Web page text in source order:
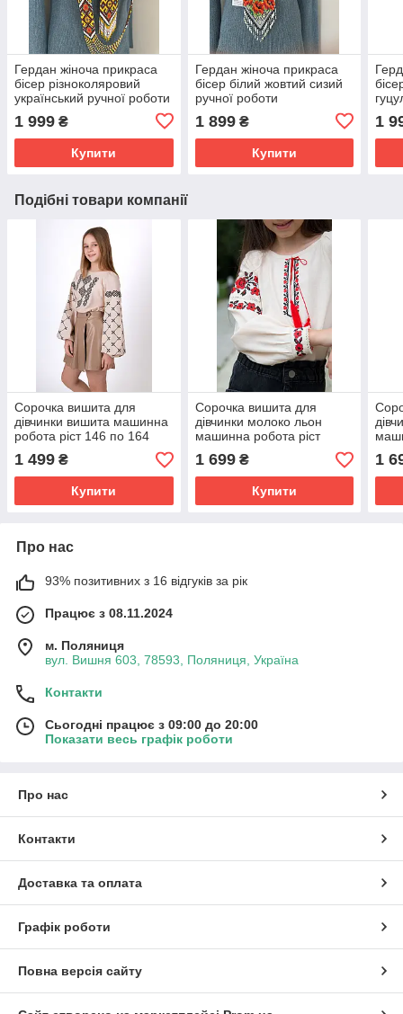
Гердан жіноча прикраса
бісер різноколяровий
український ручної роботи
1 999 ₴
Купити
Гердан жіноча прикраса
бісер білий жовтий сизий
ручної роботи
1 899₴
Купити
1
Подібні товари компанії
Сорочка вишита для
дівчинки вишита машинна
робота ріст 146 по 164
1 499 ₴
Купити
Сорочка вишита для
дівчинки молоко льон
машинна робота ріст
1 699₴
Купити
1
Про нас
93% позитивних з 16 відгуків за рік
Працює з 08.11.2024
м. Поляниця
вул. Вишня 603, 78593, Поляниця, Україна
Контакти
Сьогодні працює з 09:00 до 20:00
Показати весь графік роботи
Про нас
Контакти
Доставка та оплата
Графік роботи
Повна версія сайту